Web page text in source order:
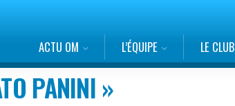
ACTU OM L’ÉQUIPE LE CLUB
PANINI »